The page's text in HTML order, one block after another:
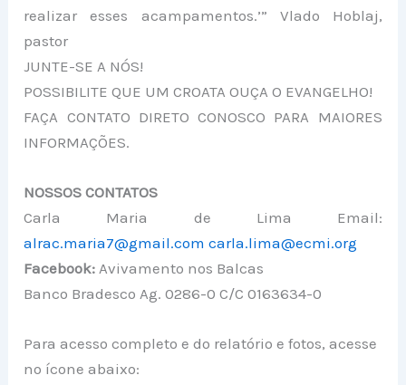
realizar esses acampamentos.’” Vlado Hoblaj,
pastor
JUNTE-SE A NÓS!
POSSIBILITE QUE UM CROATA OUÇA O EVANGELHO!
FAÇA CONTATO DIRETO CONOSCO PARA MAIORES
INFORMAÇÕES.
NOSSOS CONTATOS
Carla Maria de Lima Email:
alrac.maria7@gmail.com carla.lima@ecmi.org
Facebook:Avivamento nos Balcas
Banco BradescoAg. 0286-0 C/C 0163634-0
Para acesso completo e do relatório e fotos, acesse
no ícone abaixo: